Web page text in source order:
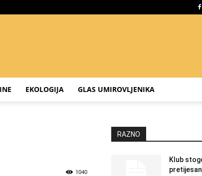
EKOLOGIJA GLAS UMIROVLJENIKA
1040
RAZNO
Klub
pretijesan